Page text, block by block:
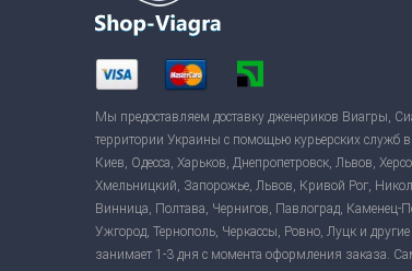
Мы предоставляем доставку дженериков Виагры,
территории Украины с помощью курьерских служб
Киев, Одесса, Харьков, Днепропетровск, Львов,
Хмельницкий, Запорожье, Львов, Кривой Рог,
Винница, Полтава, Чернигов, Павлоград, Каменец-
Ужгород, Тернополь, Черкассы, Ровно, Луцк и другие
занимает 1-3 дня с момента оформления заказа.